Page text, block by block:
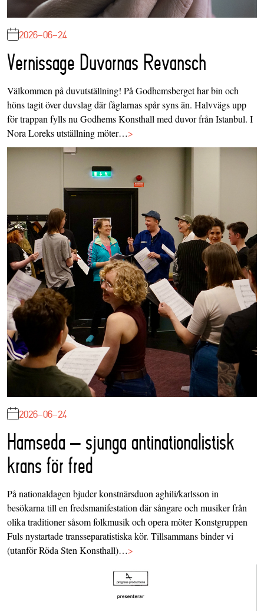
2026-06-24
Vernissage Duvornas Revansch
Välkommen på duvutställning! På Godhemsberget har bin och
höns tagit över duvslag där fåglarnas spår syns än. Halvvägs upp
för trappan fylls nu Godhems Konsthall med duvor från Istanbul. I
Nora Loreks utställning möter…>
2026-06-24
Hamseda – sjunga antinationalistisk
krans för fred
På nationaldagen bjuder konstnärsduon aghili/karlsson in
besökarna till en fredsmanifestation där sångare och musiker från
olika traditioner såsom folkmusik och opera möter Konstgruppen
Fuls nystartade transseparatistiska kör. Tillsammans binder vi
(utanför Röda Sten Konsthall)…>